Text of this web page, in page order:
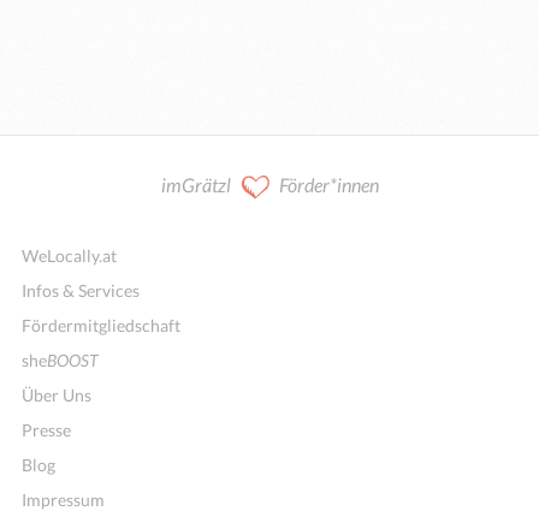
imGrätzl Förder*innen
WeLocally.at
Infos & Services
Fördermitgliedschaft
sheBOOST
Über Uns
Presse
Blog
Impressum